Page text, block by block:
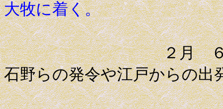
大牧に着く。
２月 ６日 薩摩
石野らの発令や江戸からの出